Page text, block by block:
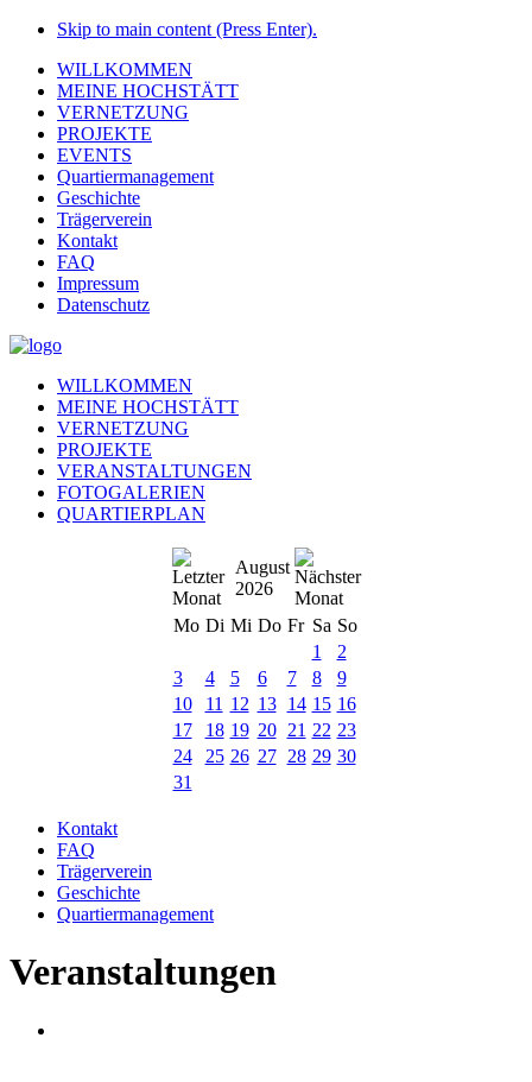
Skip to main content (Press Enter).
WILLKOMMEN
MEINE HOCHSTÄTT
VERNETZUNG
PROJEKTE
EVENTS
Quartiermanagement
Geschichte
Trägerverein
Kontakt
FAQ
Impressum
Datenschutz
WILLKOMMEN
MEINE HOCHSTÄTT
VERNETZUNG
PROJEKTE
VERANSTALTUNGEN
FOTOGALERIEN
QUARTIERPLAN
August
2026
Mo Di Mi Do Fr Sa So
1
2
3
4 5 6 7 8
9
10
11 12 13 14 15 16
17
18 19 20 21 22 23
24
25 26 27 28 29 30
31
Kontakt
FAQ
Trägerverein
Geschichte
Quartiermanagement
Veranstaltungen